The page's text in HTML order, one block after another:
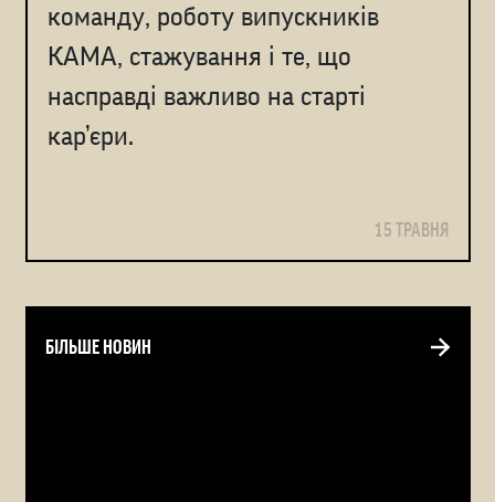
команду, роботу випускників
КАМА, стажування і те, що
насправді важливо на старті
кар’єри.
15 ТРАВНЯ
БІЛЬШЕ НОВИН